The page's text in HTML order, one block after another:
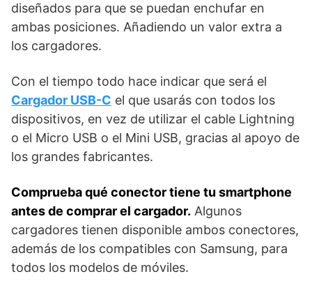
diseñados para que se puedan enchufar en
ambas posiciones. Añadiendo un valor extra a
los cargadores.
Con el tiempo todo hace indicar que será el
Cargador USB-C el que usarás con todos los
dispositivos, en vez de utilizar el cable Lightning
o el Micro USB o el Mini USB, gracias al apoyo de
los grandes fabricantes.
Comprueba qué conector tiene tu smartphone
antes de comprar el cargador. Algunos
cargadores tienen disponible ambos conectores,
además de los compatibles con Samsung, para
todos los modelos de móviles.